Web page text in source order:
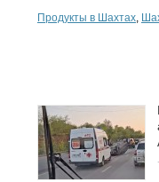
Продукты в Шахтах,